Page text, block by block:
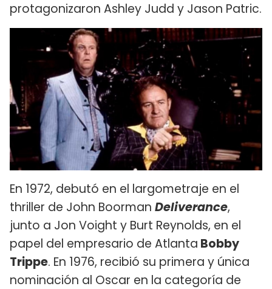
protagonizaron Ashley Judd y Jason Patric.
En 1972, debutó en el largometraje en el
thriller de John Boorman Deliverance,
junto a Jon Voight y Burt Reynolds, en el
papel del empresario de Atlanta Bobby
Trippe. En 1976, recibió su primera y única
nominación al Oscar en la categoría de